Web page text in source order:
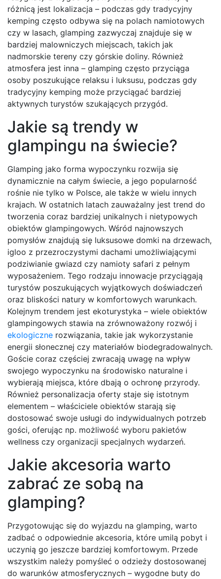
różnicą jest lokalizacja – podczas gdy tradycyjny
kemping często odbywa się na polach namiotowych
czy w lasach, glamping zazwyczaj znajduje się w
bardziej malowniczych miejscach, takich jak
nadmorskie tereny czy górskie doliny. Również
atmosfera jest inna – glamping często przyciąga
osoby poszukujące relaksu i luksusu, podczas gdy
tradycyjny kemping może przyciągać bardziej
aktywnych turystów szukających przygód.
Jakie są trendy w
glampingu na świecie?
Glamping jako forma wypoczynku rozwija się
dynamicznie na całym świecie, a jego popularność
rośnie nie tylko w Polsce, ale także w wielu innych
krajach. W ostatnich latach zauważalny jest trend do
tworzenia coraz bardziej unikalnych i nietypowych
obiektów glampingowych. Wśród najnowszych
pomysłów znajdują się luksusowe domki na drzewach,
igloo z przezroczystymi dachami umożliwiającymi
podziwianie gwiazd czy namioty safari z pełnym
wyposażeniem. Tego rodzaju innowacje przyciągają
turystów poszukujących wyjątkowych doświadczeń
oraz bliskości natury w komfortowych warunkach.
Kolejnym trendem jest ekoturystyka – wiele obiektów
glampingowych stawia na zrównoważony rozwój i
ekologiczne rozwiązania, takie jak wykorzystanie
energii słonecznej czy materiałów biodegradowalnych.
Goście coraz częściej zwracają uwagę na wpływ
swojego wypoczynku na środowisko naturalne i
wybierają miejsca, które dbają o ochronę przyrody.
Również personalizacja oferty staje się istotnym
elementem – właściciele obiektów starają się
dostosować swoje usługi do indywidualnych potrzeb
gości, oferując np. możliwość wyboru pakietów
wellness czy organizacji specjalnych wydarzeń.
Jakie akcesoria warto
zabrać ze sobą na
glamping?
Przygotowując się do wyjazdu na glamping, warto
zadbać o odpowiednie akcesoria, które umilą pobyt i
uczynią go jeszcze bardziej komfortowym. Przede
wszystkim należy pomyśleć o odzieży dostosowanej
do warunków atmosferycznych – wygodne buty do